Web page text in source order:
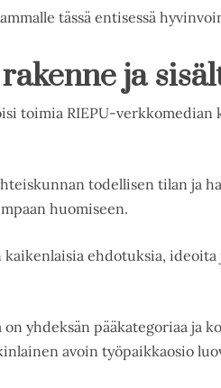
tässä entisessä
ja
toimia RIEPU-
todellisen tilan ja
huomiseen.
ehdotuksia, ideoita
on yhdeksän pääkategoriaa ja
avoin työpaikkaosio